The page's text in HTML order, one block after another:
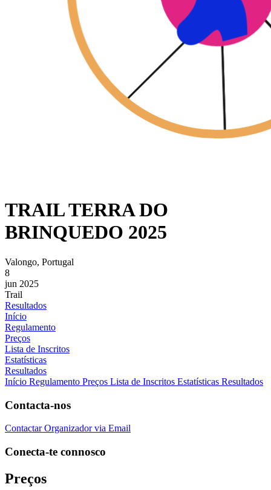
TRAIL TERRA DO
BRINQUEDO 2025
Valongo, Portugal
8
jun 2025
Trail
Resultados
Início
Regulamento
Preços
Lista de Inscritos
Estatísticas
Resultados
Início Regulamento Preços Lista de Inscritos Estatísticas Resultados
Contacta-nos
Contactar Organizador via Email
Conecta-te connosco
Preços